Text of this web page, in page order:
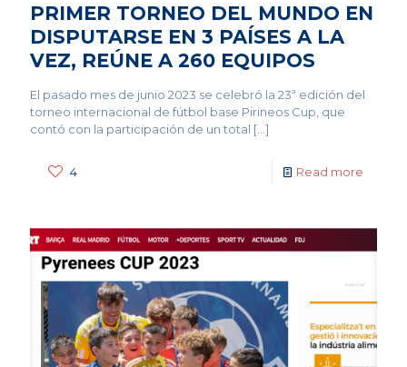
PRIMER TORNEO DEL MUNDO EN
DISPUTARSE EN 3 PAÍSES A LA
VEZ, REÚNE A 260 EQUIPOS
El pasado mes de junio 2023 se celebró la 23ª edición del
torneo internacional de fútbol base Pirineos Cup, que
contó con la participación de un total […]
4 Read more